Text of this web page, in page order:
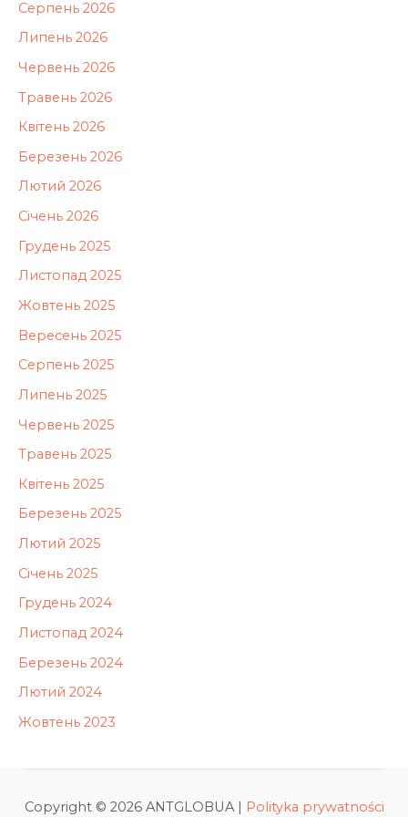
Серпень 2026
Липень 2026
Червень 2026
Травень 2026
Квітень 2026
Березень 2026
Лютий 2026
Січень 2026
Грудень 2025
Листопад 2025
Жовтень 2025
Вересень 2025
Серпень 2025
Липень 2025
Червень 2025
Травень 2025
Квітень 2025
Березень 2025
Лютий 2025
Січень 2025
Грудень 2024
Листопад 2024
Березень 2024
Лютий 2024
Жовтень 2023
Copyright © 2026 ANTGLOBUA | Polityka prywatności